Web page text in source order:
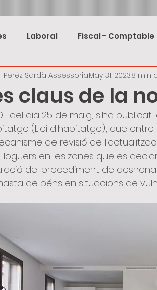
Laboral Fiscal - Comptable
claus de la
Peréz Sardà AssessoriaMay 31, 20238 min
del dia 25 de maig, s'ha
(Llei d'habitatge), que
de revisió de
lloguers en les zones que es
del procediment de
de béns en situacions de